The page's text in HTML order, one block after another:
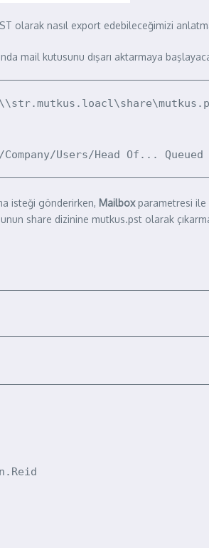
olarak nasıl export edebileceğimizi
mail kutusunu dışarı aktarmaya
Users/Head Of... Queued
isteği gönderirken, Mailboxparametresi ile
share dizinine mutkus.pst olarak